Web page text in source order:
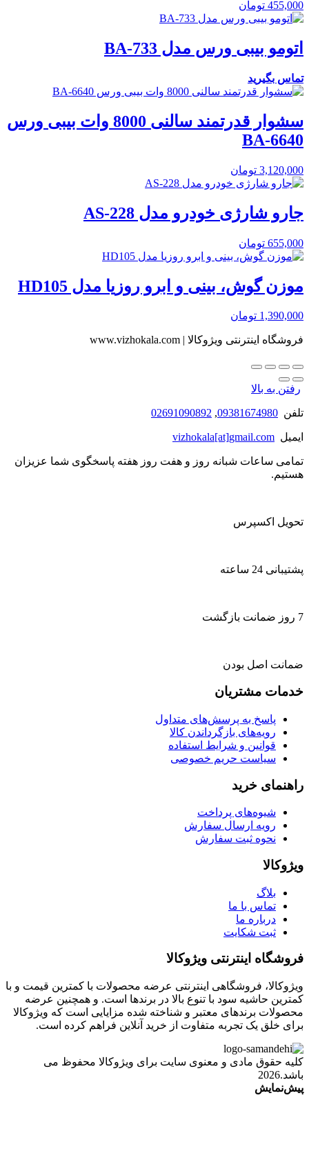
455,000 تومان
اتومو بیبی ورس مدل BA-733
تماس بگیرید
سشوار قدرتمند سالنی 8000 وات بیبی ورس
BA-6640
3,120,000 تومان
جارو شارژی خودرو مدل AS-228
655,000 تومان
موزن گوش، بینی و ابرو روزیا مدل HD105
1,390,000 تومان
فروشگاه اینترنتی ویژوکالا | www.vizhokala.com
رفتن به بالا
تلفن 09381674980
,
02691090892
ایمیل vizhokala[at]gmail.com
تمامی ساعات شبانه روز و هفت روز هفته پاسخگوی شما عزیزان
هستیم.
تحویل اکسپرس
پشتیبانی 24 ساعته
7 روز ضمانت بازگشت
ضمانت اصل بودن
خدمات مشتریان
پاسخ به پرسش‌های متداول
رویه‌های بازگرداندن کالا
قوانین و شرایط استفاده
سیاست حریم خصوصی
راهنمای خرید
شیوه‌های پرداخت
رویه ارسال سفارش
نحوه ثبت سفارش
ویژوکالا
بلاگ
تماس با ما
درباره ما
ثبت شکایت
فروشگاه اینترنتی ویژوکالا
ویژوکالا، فروشگاهی اینترنتی عرضه محصولات با کمترین قیمت و با
کمترین حاشیه سود با تنوع بالا در برندها است. و همچنین عرضه
محصولات برندهای معتبر و شناخته شده مزایایی است که ویژوکالا
برای خلق یک تجربه متفاوت از خرید آنلاین فراهم کرده است.
کلیه حقوق مادی و معنوی سایت برای ویژوکالا محفوظ می
باشد.2026
پیش‌نمایش